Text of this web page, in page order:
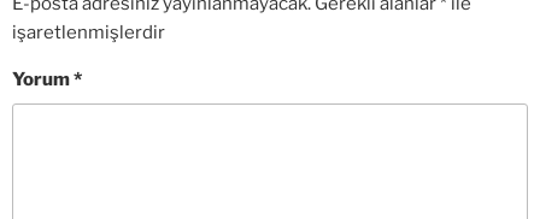
işaretlenmişlerdir
Yorum*